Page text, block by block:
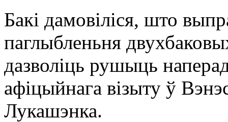
Бакі дамовіліся, што
паглыбленьня
дазволіць рушыць
афіцыйнага візыту ў
Лукашэнка.